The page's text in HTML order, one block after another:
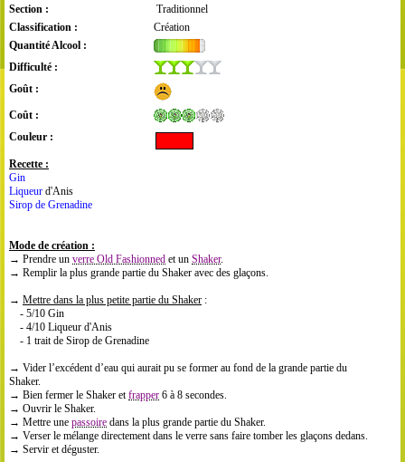
Section :
Traditionnel
Classification :
Création
Quantité Alcool :
Difficulté :
Goût :
Coût :
Couleur :
Recette :
Gin
Liqueur d'Anis
Sirop de Grenadine
Mode de création :
→ Prendre un verre Old Fashionned et un Shaker.
→ Remplir la plus grande partie du Shaker avec des glaçons.
→ Mettre dans la plus petite partie du Shaker :
- 5/10 Gin
- 4/10 Liqueur d'Anis
- 1 trait de Sirop de Grenadine
→ Vider l’excédent d’eau qui aurait pu se former au fond de la grande partie du
Shaker.
→ Bien fermer le Shaker etfrapper 6 à 8 secondes.
→ Ouvrir le Shaker.
→ Mettre une passoire dans la plus grande partie du Shaker.
→ Verser le mélange directement dans le verre sans faire tomber les glaçons dedans.
→ Servir et déguster.